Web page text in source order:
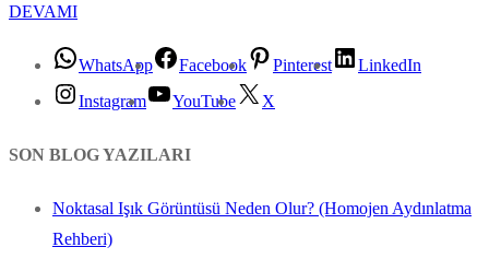
DEVAMI
WhatsApp Facebook Pinterest
LinkedIn
Instagram
YouTube X
SON BLOG YAZILARI
Noktasal Işık Görüntüsü Neden Olur? (Homojen Aydınlatma
Rehberi)